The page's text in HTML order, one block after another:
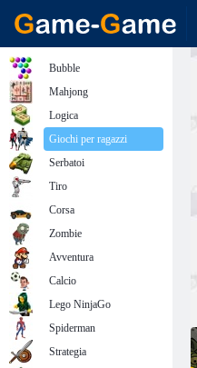
Bubble
Mahjong
Logica
Giochi per ragazzi
Serbatoi
Tiro
Corsa
Zombie
Avventura
Calcio
Lego NinjaGo
Spiderman
Strategia